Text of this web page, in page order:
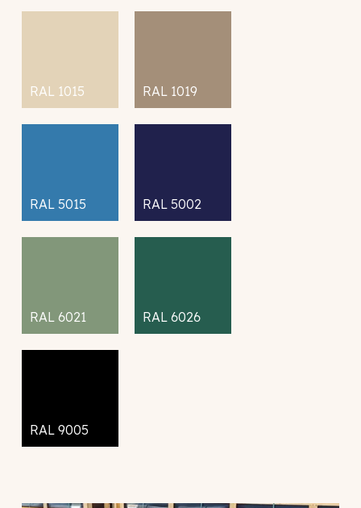
RAL 1015 RAL 1019
RAL 5015 RAL 5002
RAL 6021 RAL 6026
RAL 9005